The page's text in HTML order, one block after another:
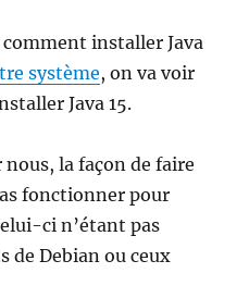
installer Java
système, on va voir
Java 15.
la façon de faire
fonctionner pour
ci n’étant pas
de Debian ou ceux